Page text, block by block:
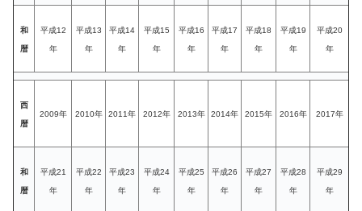
和
暦
平成12
年
平成13
年
平成14
年
平成15
年
平成16
年
平成17
年
平成18
年
平成19
年
平成20
年
西
暦
2009年 2010年 2011年 2012年 2013年 2014年 2015年 2016年 2017年
和
暦
平成21
年
平成22
年
平成23
年
平成24
年
平成25
年
平成26
年
平成27
年
平成28
年
平成29
年